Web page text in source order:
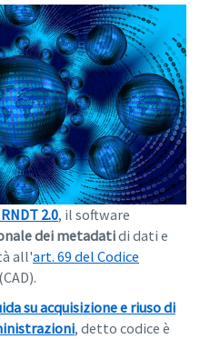
2.0, il software
dei metadatidi dati e
all'art. 69 del Codice
(CAD).
su acquisizione e riuso di
, detto codice è